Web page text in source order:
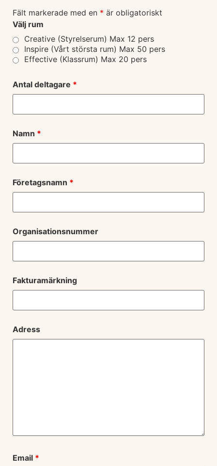
Fält markerade med en * är obligatoriskt
Välj rum
Creative (Styrelserum) Max 12 pers
Inspire (Vårt största rum) Max 50 pers
Effective (Klassrum) Max 20 pers
Antal deltagare *
Namn *
Företagsnamn *
Organisationsnummer
Fakturamärkning
Adress
Email *